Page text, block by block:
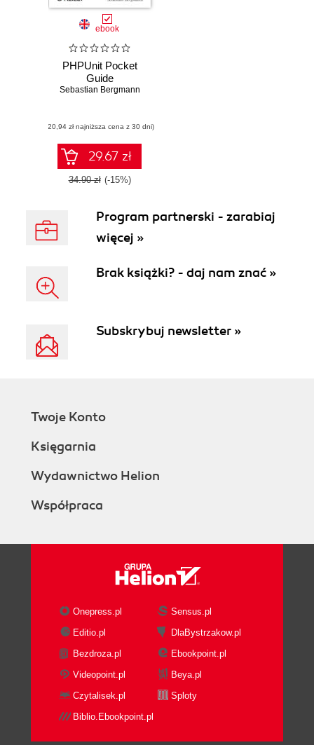
ebook
PHPUnit Pocket
Guide
Sebastian Bergmann
(20,94 zł najniższa cena z 30 dni)
29.67 zł
34.90 zł (-15%)
Program partnerski - zarabiaj
więcej »
Brak książki? - daj nam znać »
Subskrybuj newsletter »
Twoje Konto
Księgarnia
Wydawnictwo Helion
Współpraca
Onepress.pl
Sensus.pl
Editio.pl
DlaBystrzakow.pl
Bezdroza.pl
Ebookpoint.pl
Videopoint.pl
Beya.pl
Czytalisek.pl
Sploty
Biblio.Ebookpoint.pl